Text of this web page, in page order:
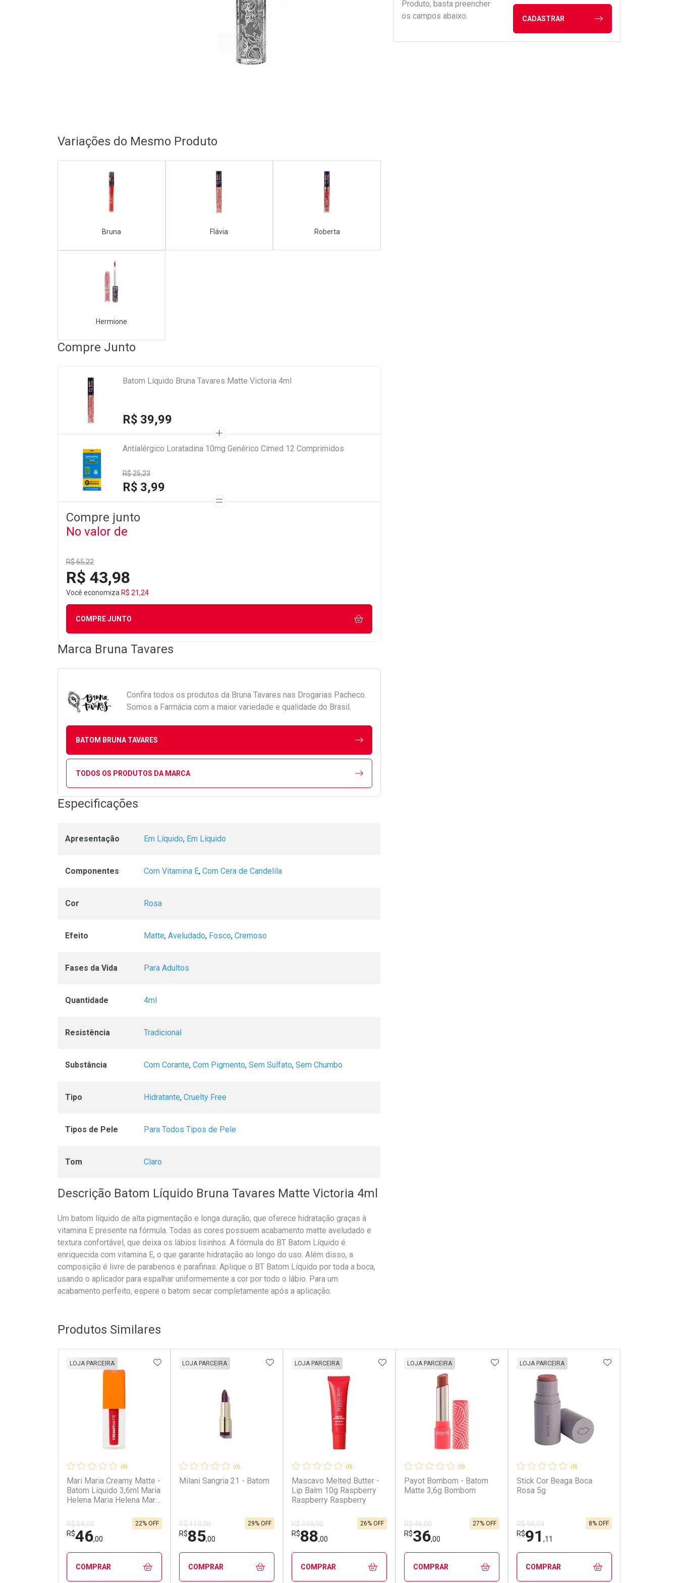
Produto, basta preencher
os campos abaixo.
CADASTRAR
Variações do Mesmo Produto
Bruna Flávia Roberta
Hermione
Compre Junto
Batom Líquido Bruna Tavares Matte Victoria 4ml
R$ 39,99
Antialérgico Loratadina 10mg Genérico Cimed 12 Comprimidos
R$ 25,23
R$ 3,99
Compre junto
No valor de
R$ 65,22
R$ 43,98
Você economiza R$ 21,24
COMPRE JUNTO
Marca Bruna Tavares
Confira todos os produtos da Bruna Tavares nas Drogarias Pacheco.
Somos a Farmácia com a maior variedade e qualidade do Brasil.
BATOM BRUNA TAVARES
TODOS OS PRODUTOS DA MARCA
Especificações
Apresentação Em Líquido, Em Líquido
Componentes Com Vitamina E, Com Cera de Candelila
Cor Rosa
Efeito Matte, Aveludado, Fosco, Cremoso
Fases da Vida Para Adultos
Quantidade 4ml
Resistência Tradicional
Substância Com Corante, Com Pigmento, Sem Sulfato, Sem Chumbo
Tipo Hidratante, Cruelty Free
Tipos de Pele Para Todos Tipos de Pele
Tom Claro
Descrição Batom Líquido Bruna Tavares Matte Victoria 4ml
Um batom líquido de alta pigmentação e longa duração, que oferece hidratação graças à
vitamina E presente na fórmula. Todas as cores possuem acabamento matte aveludado e
textura confortável, que deixa os lábios lisinhos. A fórmula do BT Batom Líquido é
enriquecida com vitamina E, o que garante hidratação ao longo do uso. Além disso, a
composição é livre de parabenos e parafinas. Aplique o BT Batom Líquido por toda a boca,
usando o aplicador para espalhar uniformemente a cor por todo o lábio. Para um
acabamento perfeito, espere o batom secar completamente após a aplicação.
Produtos Similares
(0)
Mari Maria Creamy Matte -
Batom Líquido 3,6ml Maria
Helena Maria Helena Maria
LOJA PARCEIRA
R$ 59,00
R$46,00
22% OFF
ADICIONAR AOS FAVORITOS
COMPRAR
(0)
Milani Sangria 21 - Batom
LOJA PARCEIRA
R$ 119,00
R$85,00
29% OFF
ADICIONAR AOS FAVORITOS
COMPRAR
(0)
Mascavo Melted Butter -
Lip Balm 10g Raspberry
Raspberry Raspberry
LOJA PARCEIRA
R$ 119,00
R$88,00
26% OFF
ADICIONAR AOS FAVORITOS
COMPRAR
(0)
Payot Bombom - Batom
Matte 3,6g Bombom
LOJA PARCEIRA
R$ 49,00
R$36,00
27% OFF
ADICIONAR AOS FAVORITOS
COMPRAR
(0)
Stick Cor Beaga Boca
Rosa 5g
LOJA PARCEIRA
R$ 98,59
R$91 ,11
8% OFF
ADICIONAR AOS
COMPRAR